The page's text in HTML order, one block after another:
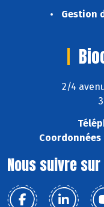
Gestion
2/4
Coordonnées
Nous suivre sur